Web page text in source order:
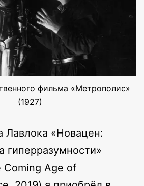
фильма «Метрополис»
(1927)
Лавлока «Новацен:
гиперразумности»
Coming Age of